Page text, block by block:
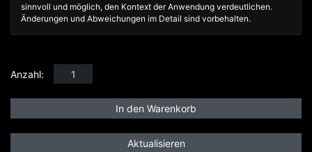
sinnvoll und möglich, den Kontext der Anwendung verdeutlichen.
Änderungen und Abweichungen im Detail sind vorbehalten.
Anzahl: